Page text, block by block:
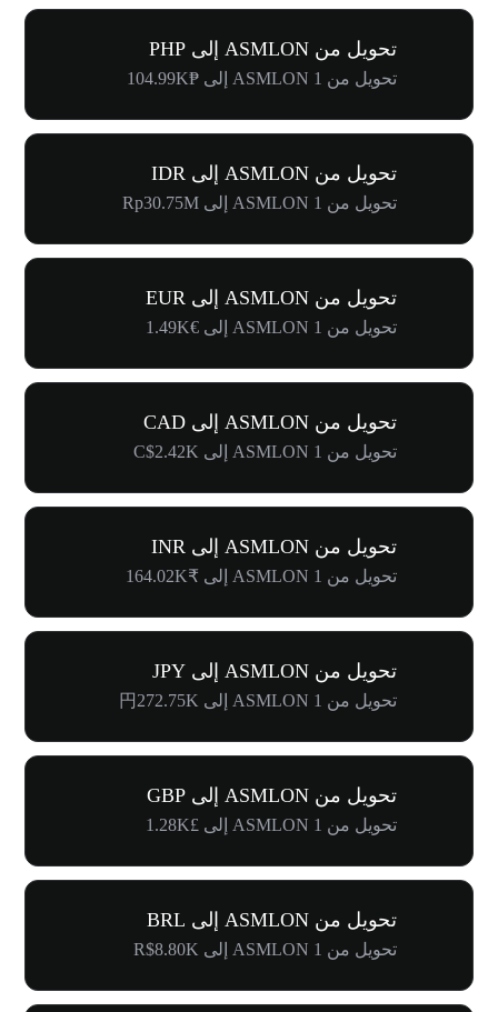
تحويل من ASMLON إلى PHP
تحويل من 1 ASMLON إلى ₱104.99K
تحويل من ASMLON إلى IDR
تحويل من 1 ASMLON إلى Rp30.75M
تحويل من ASMLON إلى EUR
تحويل من 1 ASMLON إلى €1.49K
تحويل من ASMLON إلى CAD
تحويل من 1 ASMLON إلى C$2.42K
تحويل من ASMLON إلى INR
تحويل من 1 ASMLON إلى ₹164.02K
تحويل من ASMLON إلى JPY
تحويل من 1 ASMLON إلى 円272.75K
تحويل من ASMLON إلى GBP
تحويل من 1 ASMLON إلى £1.28K
تحويل من ASMLON إلى BRL
تحويل من 1 ASMLON إلى R$8.80K